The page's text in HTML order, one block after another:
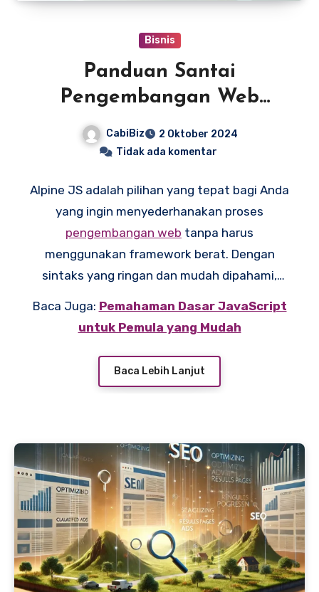
Bisnis
Panduan Santai
Pengembangan Web
dengan Alpine JS
CabiBiz
2 Oktober 2024
Tidak ada komentar
Alpine JS adalah pilihan yang tepat bagi Anda
yang ingin menyederhanakan proses
pengembangan web tanpa harus
menggunakan framework berat. Dengan
sintaks yang ringan dan mudah dipahami,
menambahkan interaktivitas ke halaman web
tanpa banyak usaha. Mari kita pelajari lebih
Baca Juga: Pemahaman Dasar JavaScript
untuk Pemula yang Mudah
Baca Lebih Lanjut